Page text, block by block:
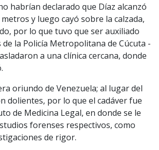
habrían declarado que Díaz alcanzó
y luego cayó sobre la calzada,
por lo que tuvo que ser auxiliado
la Policía Metropolitana de Cúcuta -
a una clínica cercana, donde
oriundo de Venezuela; al lugar del
dolientes, por lo que el cadáver fue
de Medicina Legal, en donde se le
forenses respectivos, como
de rigor.